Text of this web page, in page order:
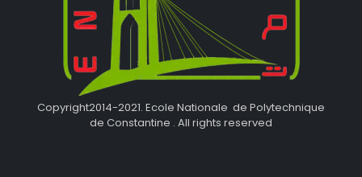
Copyright2014-2021. Ecole Nationale de Polytechnique
de Constantine . All rights reserved